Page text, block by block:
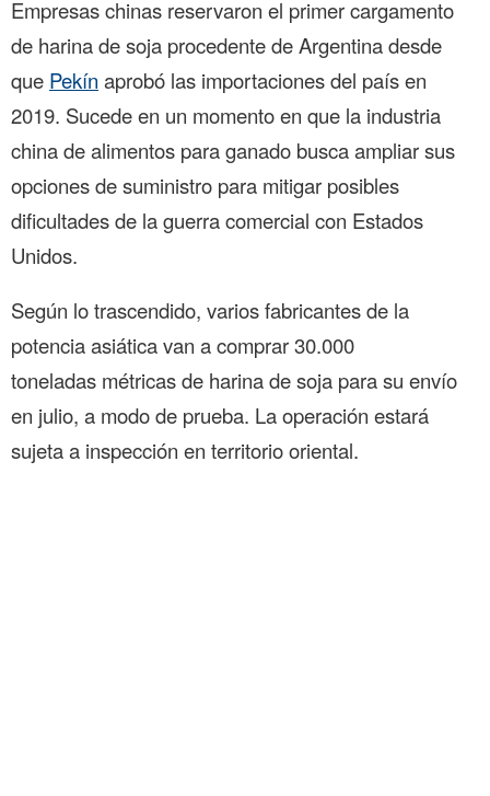
Empresas chinas reservaron el primer cargamento
de harina de soja procedente de Argentina desde
que Pekín aprobó las importaciones del país en
2019. Sucede en un momento en que la industria
china de alimentos para ganado busca ampliar sus
opciones de suministro para mitigar posibles
dificultades de la guerra comercial con Estados
Unidos.
Según lo trascendido, varios fabricantes de la
potencia asiática van a comprar 30.000
toneladas métricas de harina de soja para su envío
en julio, a modo de prueba. La operación estará
sujeta a inspección en territorio oriental.